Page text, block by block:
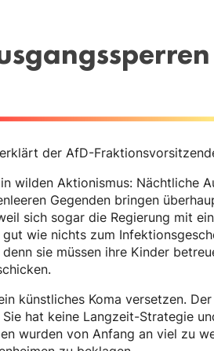
der AfD-
wilden Aktionismus: Nächtliche
Gegenden bringen
sich sogar die Regierung mit
wie nichts zum
sie müssen ihre Kinder
künstliches Koma versetzen.
hat keine Langzeit-Strategie
wurden von Anfang an viel zu